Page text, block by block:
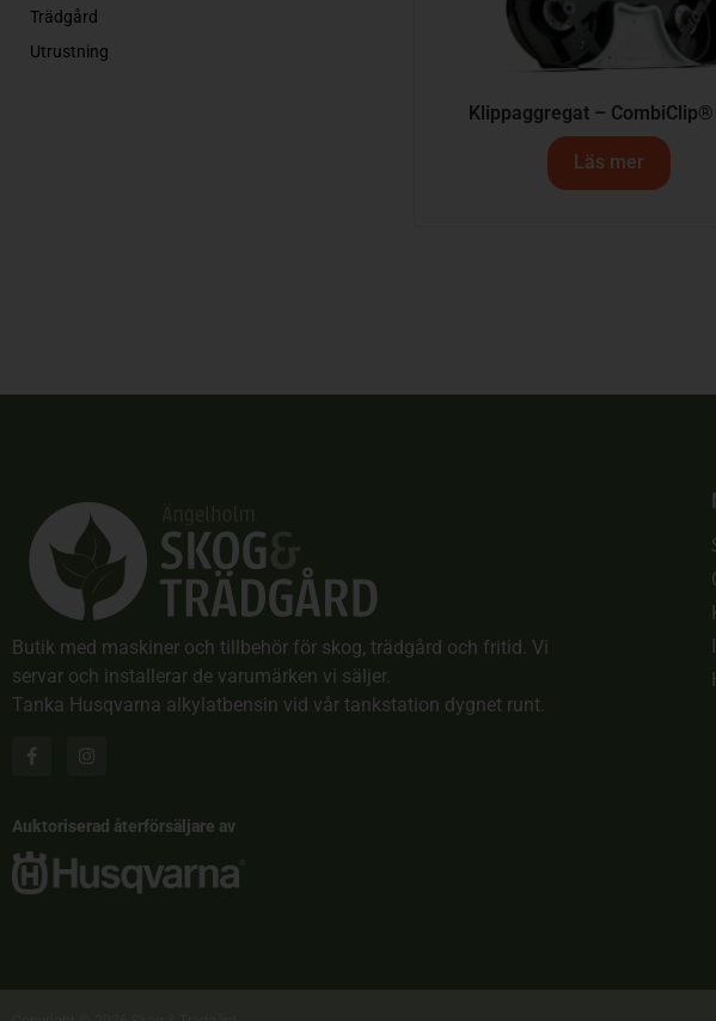
Trädgård
Utrustning
Klippaggregat – CombiClip®
Läs mer
Butik med maskiner och tillbehör för skog, trädgård och fritid. Vi
servar och installerar de varumärken vi säljer.
Tanka Husqvarna alkylatbensin vid vår tankstation dygnet runt.
Auktoriserad återförsäljare av